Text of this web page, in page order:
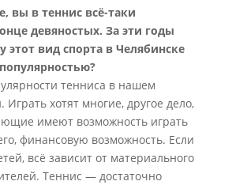
вы в теннис всё-таки
девяностых. За эти годы
этот вид спорта в Челябинске
тенниса в нашем
Играть хотят многие, другое дело,
имеют возможность играть
финансовую возможность. Если
всё зависит от материального
Теннис — достаточно